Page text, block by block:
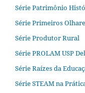
Série Patrimônio
Série Primeiros
Série Produtor Rural
Série PROLAM USP
Série Raízes da
Série STEAM na